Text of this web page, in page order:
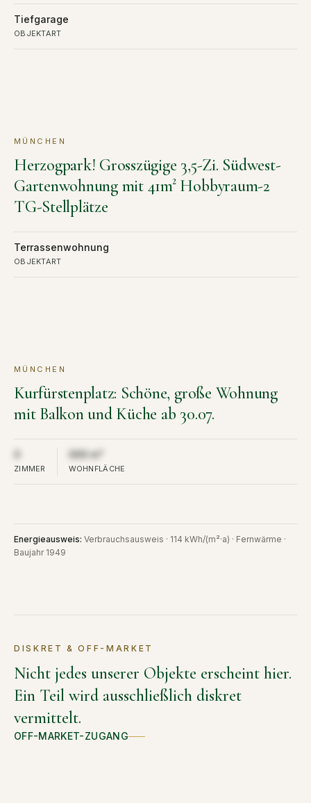
Tiefgarage
OBJEKTART
KAUF
MÜNCHEN
Herzogpark! Grosszügige 3,5-Zi. Südwest-
Gartenwohnung mit 41m² Hobbyraum-2
TG-Stellplätze
Terrassenwohnung
OBJEKTART
MIETE
MÜNCHEN
Kurfürstenplatz: Schöne, große Wohnung
mit Balkon und Küche ab 30.07.
Aus Diskretion nicht öffentlich
ZIMMER
000 m²
WOHNFLÄCHE
Energieausweis: Verbrauchsausweis · 114 kWh/(m²·a) · Fernwärme ·
Baujahr 1949
DISKRET & OFF-MARKET
Nicht jedes unserer Objekte erscheint hier.
Ein Teil wird ausschließlich diskret
vermittelt.
OFF-MARKET-ZUGANG